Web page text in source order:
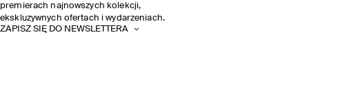
premierach najnowszych kolekcji,
ekskluzywnych ofertach i wydarzeniach.
ZAPISZ SIĘ DO NEWSLETTERA